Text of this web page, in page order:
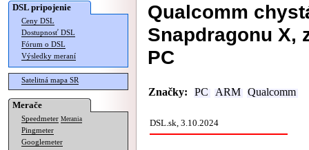
DSL pripojenie
Ceny DSL
Dostupnosť DSL
Fórum o DSL
Výsledky meraní
Satelitná mapa SR
Merače
Speedmeter Merania
Pingmeter
Googlemeter
Qualcomm
Snapdragonu X,
PC
Značky: PC ARM Qualcomm
DSL.sk, 3.10.2024